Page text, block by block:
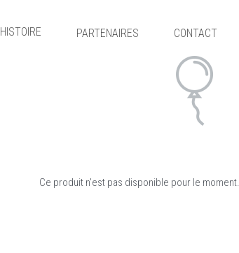
HISTOIRE PARTENAIRES CONTACT
Ce produit n'est pas disponible pour le moment.